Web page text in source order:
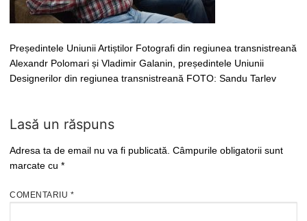
Președintele Uniunii Artiștilor Fotografi din regiunea transnistreană
Alexandr Polomari și Vladimir Galanin, președintele Uniunii
Designerilor din regiunea transnistreană FOTO: Sandu Tarlev
Lasă un răspuns
Adresa ta de email nu va fi publicată. Câmpurile obligatorii sunt
marcate cu *
COMENTARIU *